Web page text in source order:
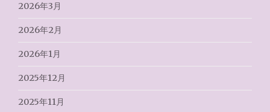
2026年3月
2026年2月
2026年1月
2025年12月
2025年11月